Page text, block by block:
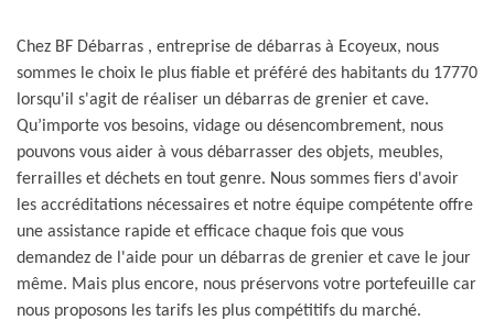
Chez BF Débarras , entreprise de débarras à Ecoyeux, nous
sommes le choix le plus fiable et préféré des habitants du 17770
lorsqu'il s'agit de réaliser un débarras de grenier et cave.
Qu’importe vos besoins, vidage ou désencombrement, nous
pouvons vous aider à vous débarrasser des objets, meubles,
ferrailles et déchets en tout genre. Nous sommes fiers d'avoir
les accréditations nécessaires et notre équipe compétente offre
une assistance rapide et efficace chaque fois que vous
demandez de l'aide pour un débarras de grenier et cave le jour
même. Mais plus encore, nous préservons votre portefeuille car
nous proposons les tarifs les plus compétitifs du marché.